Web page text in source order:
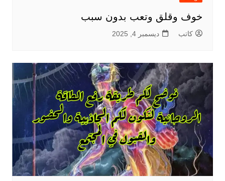
خوف وقلق وتعب بدون سبب
كاتب ديسمبر 4, 2025